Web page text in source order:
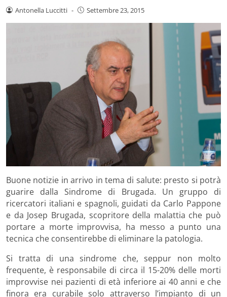
Antonella Luccitti - Settembre 23, 2015
Buone notizie in arrivo in tema di salute: presto si potrà
guarire dalla Sindrome di Brugada. Un gruppo di
ricercatori italiani e spagnoli, guidati da Carlo Pappone
e da Josep Brugada, scopritore della malattia che può
portare a morte improvvisa, ha messo a punto una
tecnica che consentirebbe di eliminare la patologia.
Si tratta di una sindrome che, seppur non molto
frequente, è responsabile di circa il 15-20% delle morti
improvvise nei pazienti di età inferiore ai 40 anni e che
finora era curabile solo attraverso l’impianto di un